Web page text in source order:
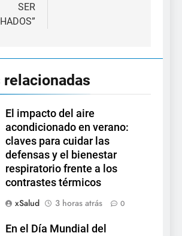
SER
El impacto del aire
acondicionado en verano:
claves para cuidar las
defensas y el bienestar
respiratorio frente a los
contrastes térmicos
xSalud
3 horas atrás 0
En el Día Mundial del